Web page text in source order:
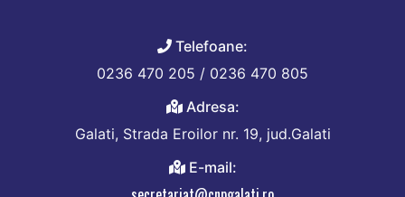
Telefoane:
0236 470 205 / 0236 470 805
Adresa:
Galati, Strada Eroilor nr. 19, jud.Galati
E-mail: